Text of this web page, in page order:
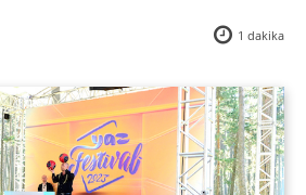
1 dakika